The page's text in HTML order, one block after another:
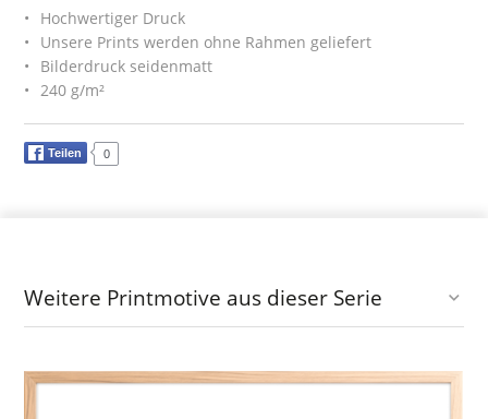
Hochwertiger Druck
Unsere Prints werden ohne Rahmen geliefert
Bilderdruck seidenmatt
240 g/m²
Teilen 0
Weitere Printmotive aus dieser Serie